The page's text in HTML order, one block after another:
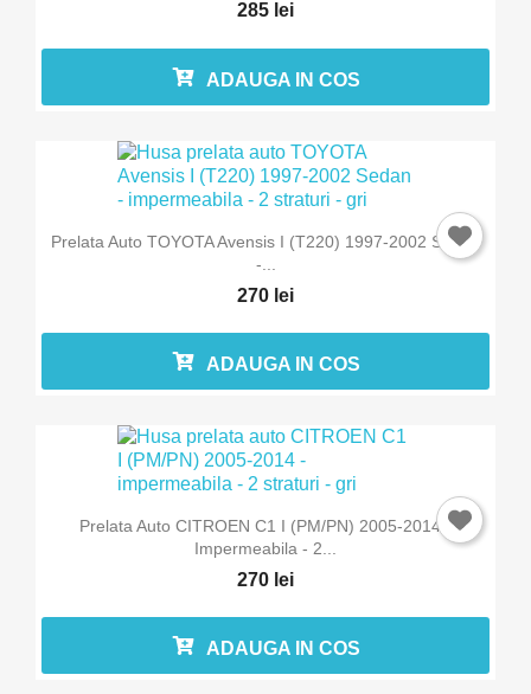
285 lei
ADAUGA IN COS
Prelata Auto TOYOTA Avensis I (T220) 1997-2002 Sedan
-...
270 lei
ADAUGA IN COS
Prelata Auto CITROEN C1 I (PM/PN) 2005-2014 -
Impermeabila - 2...
270 lei
ADAUGA IN COS